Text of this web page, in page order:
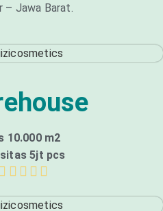
– Jawa Barat.
10.000 m2
5jt pcs
    